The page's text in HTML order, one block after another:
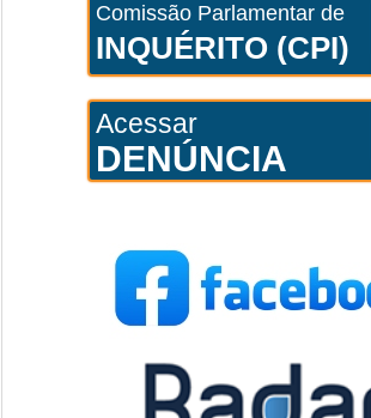
Comissão Parlamentar de
INQUÉRITO (CPI)
Acessar
DENÚNCIA